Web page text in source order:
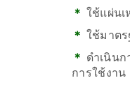
＊ ใช้แผ่น
＊ ใช้มาตร
＊ ดำเนิน
การใช้งาน